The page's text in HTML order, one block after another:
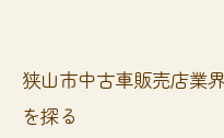
成功の秘訣
未来を見据えた狭
狭山市中古車販売店業
を探る